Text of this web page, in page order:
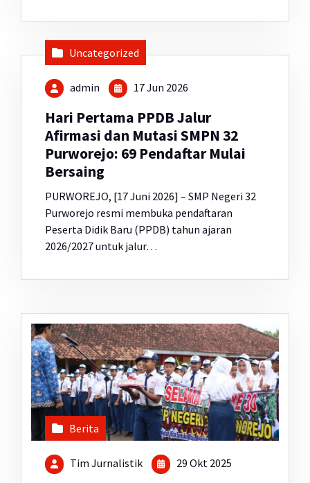
Uncategorized
admin 17 Jun 2026
Hari Pertama PPDB Jalur
Afirmasi dan Mutasi SMPN 32
Purworejo: 69 Pendaftar Mulai
Bersaing
PURWOREJO, [17 Juni 2026] – SMP Negeri 32
Purworejo resmi membuka pendaftaran
Peserta Didik Baru (PPDB) tahun ajaran
2026/2027 untuk jalur…
Berita
Tim Jurnalistik 29 Okt 2025